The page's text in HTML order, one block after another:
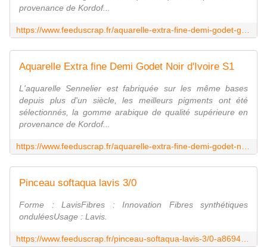
provenance de Kordof...
Aquarelle Extra fine Demi Godet Noir d'Ivoire S1
L'aquarelle Sennelier est fabriquée sur les même bases
depuis plus d'un siècle, les meilleurs pigments ont été
sélectionnés, la gomme arabique de qualité supérieure en
provenance de Kordof...
Pinceau softaqua lavis 3/0
Forme : LavisFibres : Innovation Fibres synthétiques
onduléesUsage : Lavis.